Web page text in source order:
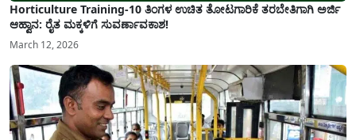
Horticulture Training-10 ತಿಂಗಳ ಉಚಿತ ತೋಟಗಾರಿಕೆ ತರಬೇತಿಗಾಗಿ ಅರ್ಜಿ
ಆಹ್ವಾನ: ರೈತ ಮಕ್ಕಳಿಗೆ ಸುವರ್ಣಾವಕಾಶ!
March 12, 2026